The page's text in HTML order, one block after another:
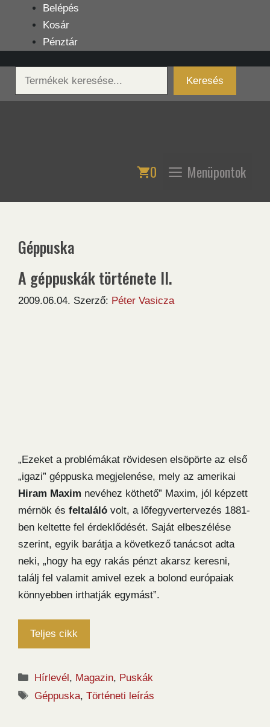
tartalomba
Belépés
Kosár
Pénztár
Keresés
Keresés
0 Menüpontok
Géppuska
A géppuskák története II.
2009.06.04. Szerző: Péter Vasicza
„Ezeket a problémákat rövidesen elsöpörte az első
„igazi” géppuska megjelenése, mely az amerikai
Hiram Maxim nevéhez köthető” Maxim, jól képzett
mérnök és feltaláló volt, a lőfegyvertervezés 1881-
ben keltette fel érdeklődését. Saját elbeszélése
szerint, egyik barátja a következő tanácsot adta
neki, „hogy ha egy rakás pénzt akarsz keresni,
találj fel valamit amivel ezek a bolond európaiak
könnyebben irthatják egymást”.
Teljes cikk
Kategória
Hírlevél, Magazin, Puskák
Címkék
Géppuska,Történeti leírás